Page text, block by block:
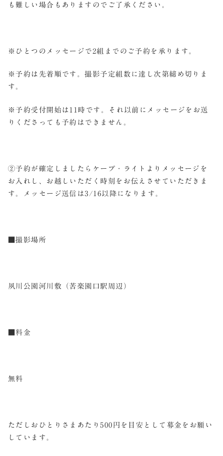
も難しい場合もありますのでご了承ください。
※ひとつのメッセージで2組までのご予約を承ります。
※予約は先着順です。撮影予定組数に達し次第締め切りま
す。
※予約受付開始は11時です。それ以前にメッセージをお送
りくださっても予約はできません。
②予約が確定しましたらケープ・ライトよりメッセージを
お入れし、お越しいただく時刻をお伝えさせていただきま
す。メッセージ送信は3/16以降になります。
■撮影場所
夙川公園河川敷（苦楽園口駅周辺）
■料金
無料
ただしおひとりさまあたり500円を目安として募金をお願い
しています。